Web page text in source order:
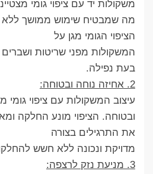
משקולות יד עם ציפוי גומי
מה שמבטיח שימוש ממושך ללא
הציפוי הגומי מגן על
המשקולות מפני שריטות
בעת נפילה.
2. אחיזה נוחה ובטוחה:
עיצוב המשקולות עם ציפוי גומי
ובטוחה. הציפוי מונע החלקה
את התרגילים בצורה
מדויקת ונכונה ללא חשש
3. מניעת נזק לרצפה: